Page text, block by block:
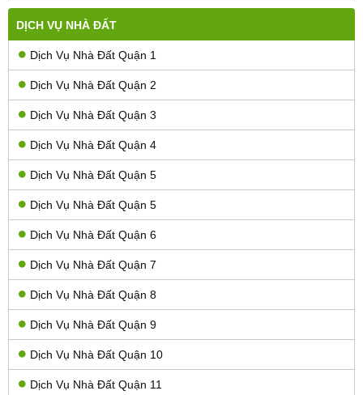
DỊCH VỤ NHÀ ĐẤT
Dịch Vụ Nhà Đất Quận 1
Dịch Vụ Nhà Đất Quận 2
Dịch Vụ Nhà Đất Quận 3
Dịch Vụ Nhà Đất Quận 4
Dịch Vụ Nhà Đất Quận 5
Dịch Vụ Nhà Đất Quận 5
Dịch Vụ Nhà Đất Quận 6
Dịch Vụ Nhà Đất Quận 7
Dịch Vụ Nhà Đất Quận 8
Dịch Vụ Nhà Đất Quận 9
Dịch Vụ Nhà Đất Quận 10
Dịch Vụ Nhà Đất Quận 11